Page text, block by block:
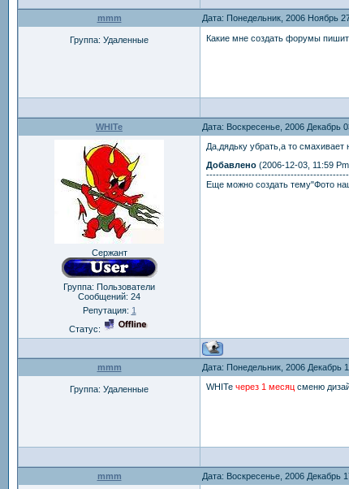
mmm Дата: Понедельник, 2006 Ноябрь
Группа: Удаленные Какие мне создать форумы
WHITe Дата: Воскресенье, 2006 Декабрь
Сержант
Группа: Пользователи
Сообщений: 24
Репутация: 1
Статус:
Да,дядьку убрать,а то
Добавлено (2006-12-03, 11:59
Еще можно создать тему"Фото
mmm Дата: Понедельник, 2006 Декабрь
Группа: Удаленные WHITe через 1 месяц сменю
mmm Дата: Воскресенье, 2006 Декабрь